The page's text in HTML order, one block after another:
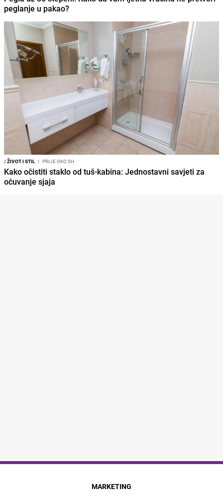
peglanje u pakao?
/ŽIVOT I STIL I PRIJE OKO 5H
Kako očistiti staklo od tuš-kabina: Jednostavni savjeti za
očuvanje sjaja
MARKETING